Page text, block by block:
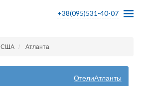
+38(095)531-40-07
США Атланта
ОтелиАтланты